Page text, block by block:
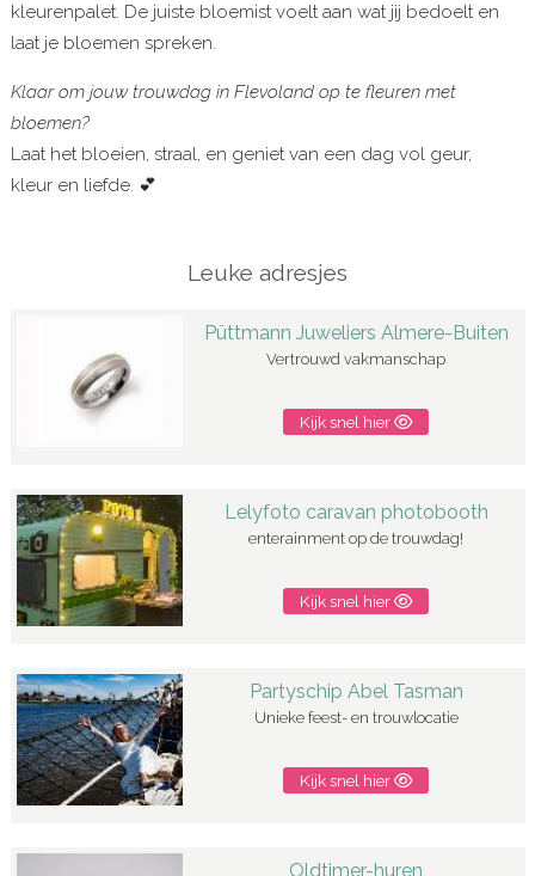
kleurenpalet. De juiste bloemist voelt aan wat jij bedoelt en
laat je bloemen spreken.
Klaar om jouw trouwdag in Flevoland op te fleuren met
bloemen?
Laat het bloeien, straal, en geniet van een dag vol geur,
kleur en liefde. 💕
Leuke adresjes
Püttmann Juweliers Almere-Buiten
Vertrouwd vakmanschap
Kijk snel hier
Lelyfoto caravan photobooth
enterainment op de trouwdag!
Kijk snel hier
Partyschip Abel Tasman
Unieke feest- en trouwlocatie
Kijk snel hier
Oldtimer-huren